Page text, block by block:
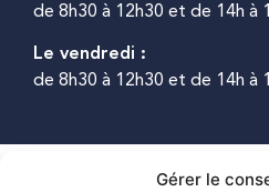
Gérer le
de 8h30 à 12h30 et de 14h à
Le vendredi :
de 8h30 à 12h30 et de 14h à
Mentions